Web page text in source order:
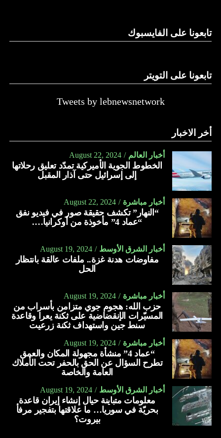
النهار
تابعونا على الفايسبوك
تابعونا على التويتر
Tweets by lebnewsnetwork
أخر الاخبار
أخبار العالم August 22, 2024
الخطوط الجوية الأميركية تمدّد تعليق رحلاتها
إلى إسرائيل حتى آذار المقبل
أخبار مباشرة August 22, 2024
“النهار” تكشف حقيقة صور في فيديو نفق
“عماد 4” مأخوذة من أوكرانيا….
أخبار الشرق الأوسط August 19, 2024
مفاوضات هدنة غزة.. ملفات عالقة بانتظار
الحل
أخبار مباشرة August 19, 2024
حزب الله: هجوم جوي متزامن بأسراب من
المسيّرات الإنقضاضية على ثكنة يعرا وقاعدة
سنط جين واستهداف ثكنة زرعيت
أخبار مباشرة August 19, 2024
“عماد 4” منشأة مجهولة المكان والعمق
تطرح السؤال عن الحق بالحفر تحت الأملاك
العامة والخاصة
أخبار الشرق الأوسط August 19, 2024
معلومات متباينة حيال إنشاء إيران قاعدة
بحريّة في سوريا… ما علاقتها بتفجير مرفأ
بيروت؟